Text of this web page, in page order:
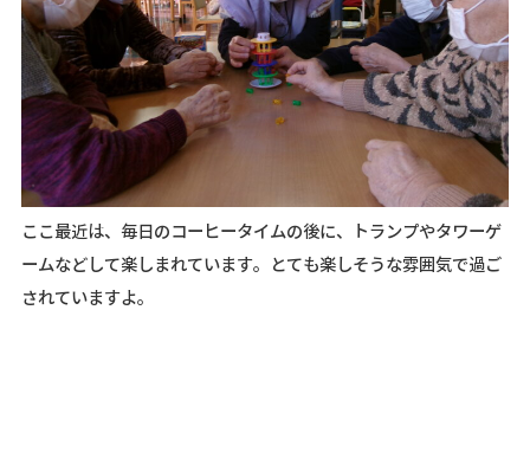
ここ最近は、毎日のコーヒータイムの後に、トランプやタワーゲ
ームなどして楽しまれています。とても楽しそうな雰囲気で過ご
されていますよ。